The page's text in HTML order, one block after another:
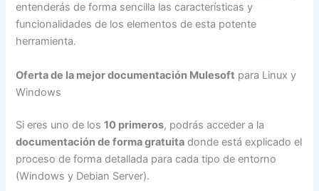
entenderás de forma sencilla las características y
funcionalidades de los elementos de esta potente
herramienta.
Oferta de la mejor documentación Mulesoft para Linux y
Windows
Si eres uno de los10 primeros, podrás acceder a la
documentación de forma gratuita donde está explicado el
proceso de forma detallada para cada tipo de entorno
(Windows y Debian Server).